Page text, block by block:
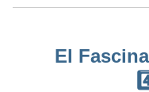
El